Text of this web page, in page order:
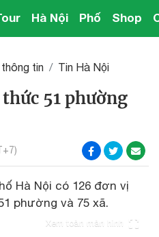
Hà Nội Phố Shop
tin Tin Hà Nội
51 phường
Hà Nội có 126 đơn vị
phường và 75 xã.
Xem toàn màn hình